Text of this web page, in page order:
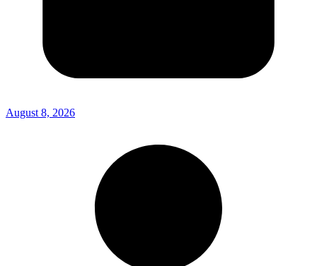
August 8, 2026